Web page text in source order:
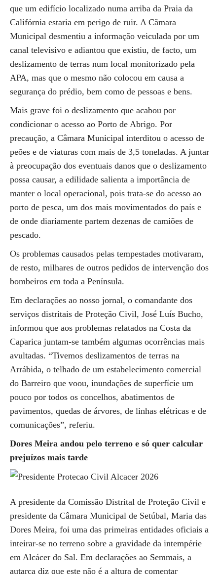
que um edifício localizado numa arriba da Praia da
Califórnia estaria em perigo de ruir. A Câmara
Municipal desmentiu a informação veiculada por um
canal televisivo e adiantou que existiu, de facto, um
deslizamento de terras num local monitorizado pela
APA, mas que o mesmo não colocou em causa a
segurança do prédio, bem como de pessoas e bens.
Mais grave foi o deslizamento que acabou por
condicionar o acesso ao Porto de Abrigo. Por
precaução, a Câmara Municipal interditou o acesso de
peões e de viaturas com mais de 3,5 toneladas. A juntar
à preocupação dos eventuais danos que o deslizamento
possa causar, a edilidade salienta a importância de
manter o local operacional, pois trata-se do acesso ao
porto de pesca, um dos mais movimentados do país e
de onde diariamente partem dezenas de camiões de
pescado.
Os problemas causados pelas tempestades motivaram,
de resto, milhares de outros pedidos de intervenção dos
bombeiros em toda a Península.
Em declarações ao nosso jornal, o comandante dos
serviços distritais de Proteção Civil, José Luís Bucho,
informou que aos problemas relatados na Costa da
Caparica juntam-se também algumas ocorrências mais
avultadas. “Tivemos deslizamentos de terras na
Arrábida, o telhado de um estabelecimento comercial
do Barreiro que voou, inundações de superfície um
pouco por todos os concelhos, abatimentos de
pavimentos, quedas de árvores, de linhas elétricas e de
comunicações”, referiu.
Dores Meira andou pelo terreno e só quer calcular
prejuízos mais tarde
A presidente da Comissão Distrital de Proteção Civil e
presidente da Câmara Municipal de Setúbal, Maria das
Dores Meira, foi uma das primeiras entidades oficiais a
inteirar-se no terreno sobre a gravidade da intempérie
em Alcácer do Sal. Em declarações ao Semmais, a
autarca diz que este não é a altura de comentar